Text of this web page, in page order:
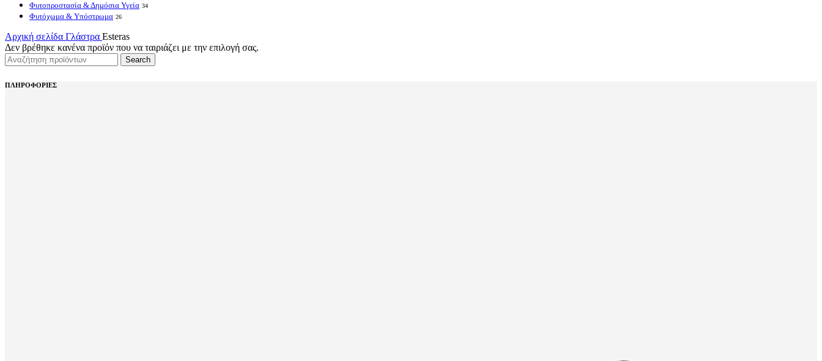
Φυτοπροστασία & Δημόσια Υγεία 34
Φυτόχωμα & Υπόστρωμα 26
Αρχική σελίδα Γλάστρα Esteras
Δεν βρέθηκε κανένα προϊόν που να ταιριάζει με την επιλογή σας.
Search
ΠΛΗΡΟΦΟΡΙΕΣ